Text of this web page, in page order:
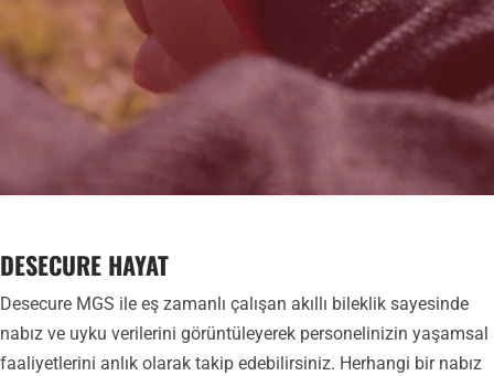
DESECURE HAYAT
Desecure MGS ile eş zamanlı çalışan akıllı bileklik sayesinde
nabız ve uyku verilerini görüntüleyerek personelinizin yaşamsal
faaliyetlerini anlık olarak takip edebilirsiniz. Herhangi bir nabız